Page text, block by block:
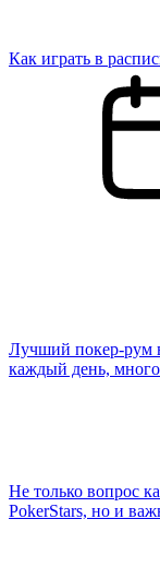
Как играть в
Лучший покер-рум
каждый день,
Не только вопрос
PokerStars, но и